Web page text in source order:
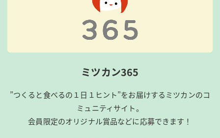
ミツカン365
”つくると食べるの１日１ヒント”をお届けするミツカンのコ
ミュニティサイト。
会員限定のオリジナル賞品などに応募できます！